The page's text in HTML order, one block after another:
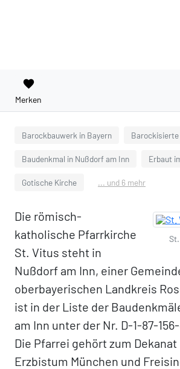
favorite
Merken
Barockbauwerk in Bayern
Baudenkmal in Nußdorf am Inn Erbaut
Gotische Kirche ... und 6 mehr
Die römisch-
katholische Pfarrkirche
St. Vitus steht in
Nußdorf am Inn, einer
oberbayerischen Landkreis
ist in der Liste der
am Inn unter der Nr. D-1-87-
Die Pfarrei gehört zum
Erzbistum München und